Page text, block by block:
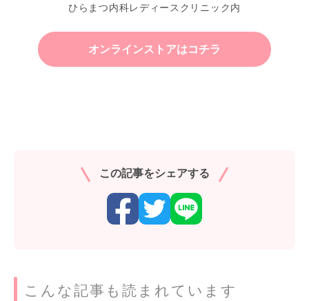
ひらまつ内科レディースクリニック内
オンラインストアはコチラ
この記事をシェアする
こんな記事も読まれています